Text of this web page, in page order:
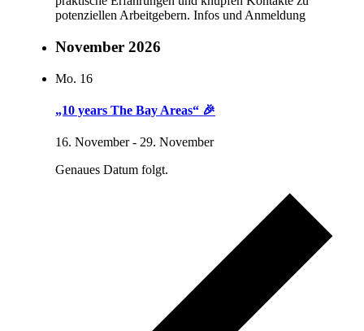
potenziellen Arbeitgebern. Infos und Anmeldung
November 2026
Mo. 16
„10 years The Bay Areas“ 🎉
16. November- 29. November
Genaues Datum folgt.